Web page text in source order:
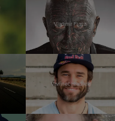
Vladimír Franz
Vavřinec Hradilek